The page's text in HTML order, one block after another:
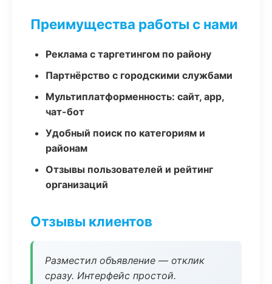
Преимущества работы с нами
Реклама с таргетингом по району
Партнёрство с городскими службами
Мультиплатформенность: сайт, app,
чат-бот
Удобный поиск по категориям и
районам
Отзывы пользователей и рейтинг
организаций
Отзывы клиентов
Разместил объявление — отклик
сразу. Интерфейс простой.